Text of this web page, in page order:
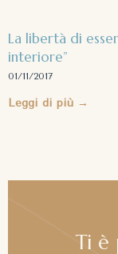
La libertà di
interiore”
01/11/2017
Leggi di più →
Ti è